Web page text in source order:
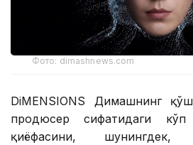
Фото: dimashnews.com
DiMENSIONS Димашнинг
продюсер сифатидаги
қиёфасини, шунингдек,